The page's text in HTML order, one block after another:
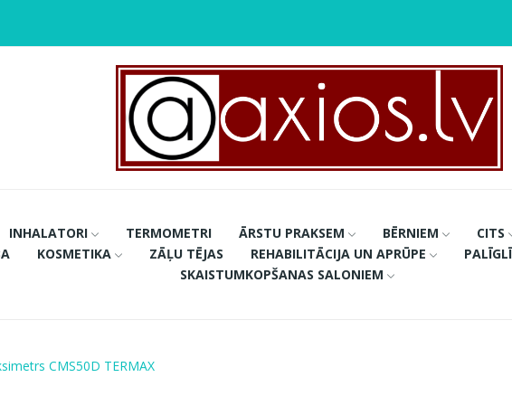
INHALATORI TERMOMETRI ĀRSTU PRAKSEM BĒRNIEM
CITS
KOSMETIKA ZĀĻU TĒJAS REHABILITĀCIJA UN APRŪPE
SKAISTUMKOPŠANAS SALONIEM
CMS50D TERMAX